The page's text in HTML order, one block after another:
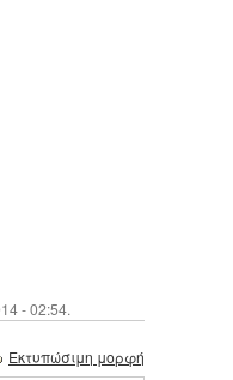
- 02:54.
Εκτυπώσιμη μορφή